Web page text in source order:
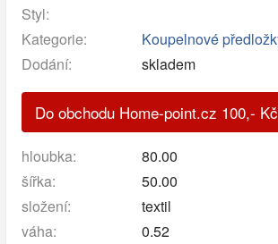
Styl:
Kategorie:
Koupelnové
Dodání:
skladem
Do obchodu Home-point.cz 100,- Kč
hloubka:
80.00
šířka:
50.00
složení:
textil
váha:
0.52